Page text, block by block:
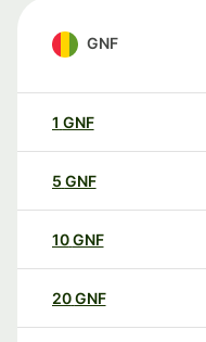
GNF
1 GNF
5 GNF
10GNF
20GNF